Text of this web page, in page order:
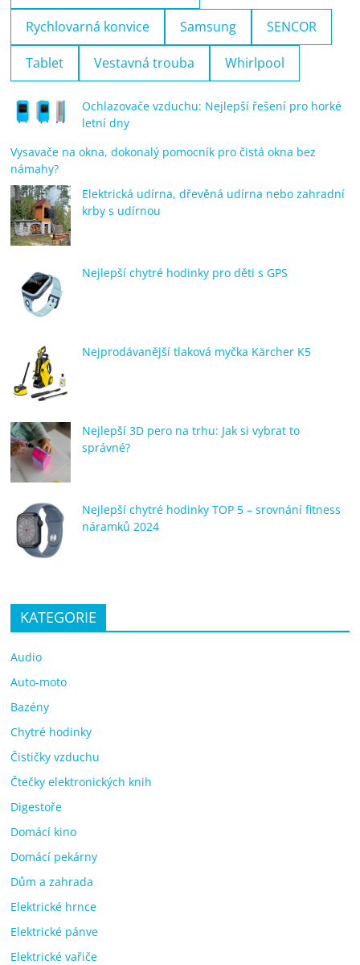
Rychlovarná konvice Samsung SENCOR
Tablet Vestavná trouba Whirlpool
Ochlazovače vzduchu: Nejlepší řešení pro horké
letní dny
Vysavače na okna, dokonalý pomocník pro čistá okna bez
námahy?
Elektrická udírna, dřevěná udírna nebo zahradní
krby s udírnou
Nejlepší chytré hodinky pro děti s GPS
Nejprodávanější tlaková myčka Kärcher K5
Nejlepší 3D pero na trhu: Jak si vybrat to
správné?
Nejlepší chytré hodinky TOP 5 – srovnání fitness
náramků 2024
KATEGORIE
Audio
Auto-moto
Bazény
Chytré hodinky
Čističky vzduchu
Čtečky elektronických knih
Digestoře
Domácí kino
Domácí pekárny
Dům a zahrada
Elektrické hrnce
Elektrické pánve
Elektrické vařiče